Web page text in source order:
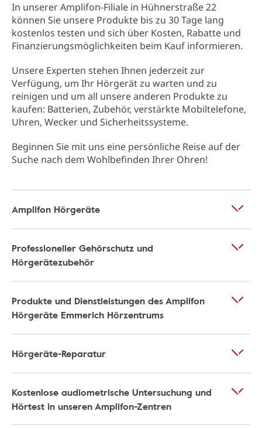
In unserer Amplifon-Filiale in Hühnerstraße 22
können Sie unsere Produkte bis zu 30 Tage lang
kostenlos testen und sich über Kosten, Rabatte und
Finanzierungsmöglichkeiten beim Kauf informieren.
Unsere Experten stehen Ihnen jederzeit zur
Verfügung, um Ihr Hörgerät zu warten und zu
reinigen und um all unsere anderen Produkte zu
kaufen: Batterien, Zubehör, verstärkte Mobiltelefone,
Uhren, Wecker und Sicherheitssysteme.
Beginnen Sie mit uns eine persönliche Reise auf der
Suche nach dem Wohlbefinden Ihrer Ohren!
Amplifon Hörgeräte
Professioneller Gehörschutz und
Hörgerätezubehör
Produkte und Dienstleistungen des Amplifon
Hörgeräte Emmerich Hörzentrums
Hörgeräte-Reparatur
Kostenlose audiometrische Untersuchung und
Hörtest in unseren Amplifon-Zentren